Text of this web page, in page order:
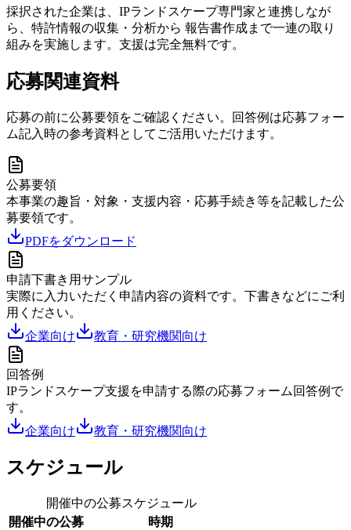
採択された企業は、IPランドスケープ専門家と連携しなが
ら、特許情報の収集・分析から 報告書作成まで一連の取り
組みを実施します。支援は完全無料です。
応募関連資料
応募の前に公募要領をご確認ください。回答例は応募フォー
ム記入時の参考資料としてご活用いただけます。
公募要領
本事業の趣旨・対象・支援内容・応募手続き等を記載した公
募要領です。
PDFをダウンロード
申請下書き用サンプル
実際に入力いただく申請内容の資料です。下書きなどにご利
用ください。
企業向け
教育・研究機関向け
回答例
IPランドスケープ支援を申請する際の応募フォーム回答例で
す。
企業向け
教育・研究機関向け
スケジュール
開催中の公募スケジュール
開催中の公募
時期